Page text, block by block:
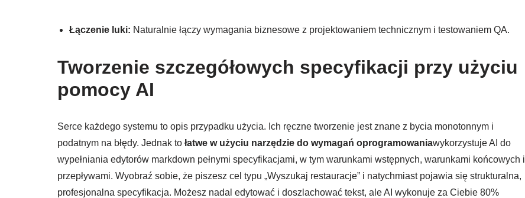
Łączenie luki: Naturalnie łączy wymagania biznesowe z projektowaniem technicznym i testowaniem QA.
Tworzenie szczegółowych specyfikacji przy użyciu
pomocy AI
Serce każdego systemu to opis przypadku użycia. Ich ręczne tworzenie jest znane z bycia monotonnym i
podatnym na błędy. Jednak to łatwe w użyciu narzędzie do wymagań oprogramowaniawykorzystuje AI do
wypełniania edytorów markdown pełnymi specyfikacjami, w tym warunkami wstępnych, warunkami końcowych i
przepływami. Wyobraź sobie, że piszesz cel typu „Wyszukaj restauracje” i natychmiast pojawia się strukturalna,
profesjonalna specyfikacja. Możesz nadal edytować i doszlachować tekst, ale AI wykonuje za Ciebie 80%